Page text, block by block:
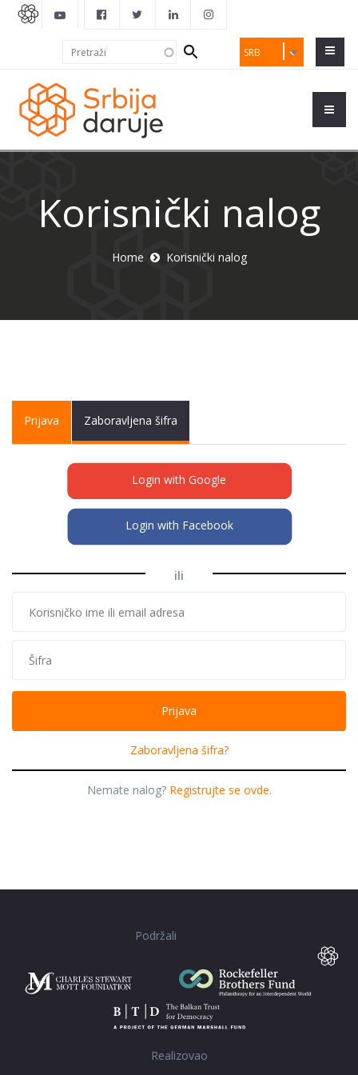
SRB
Search
form
Korisnički nalog
Home Korisnički nalog
Primary tabs
Prijava (activeZaboravljena šifra
Login with Google
Login with Facebook
ili
Zaboravljena šifra?
Nemate nalog? Registrujte se ovde.
Podržali
Realizovao